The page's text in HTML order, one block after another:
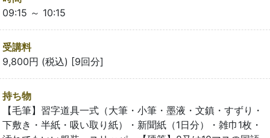
09:15 ～ 10:15
受講料
9,800円 (税込) [9回分]
持ち物
【毛筆】習字道具一式（大筆・小筆・墨液・文鎮・すずり・
下敷き・半紙・吸い取り紙）・新聞紙（1日分）・雑巾1枚・